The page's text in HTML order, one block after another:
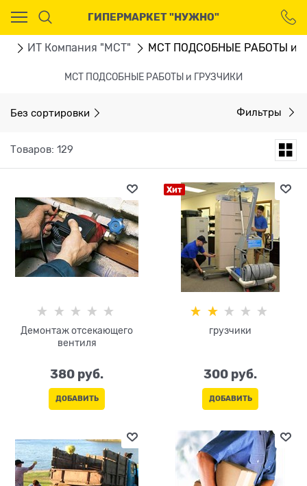
ГИПЕРМАРКЕТ "НУЖНО"
ИТ Компания "МСТ" МСТ ПОДСОБНЫЕ РАБОТЫ и
МСТ ПОДСОБНЫЕ РАБОТЫ и ГРУЗЧИКИ
Без сортировки Фильтры
Товаров: 129
Демонтаж отсекающего
вентиля
380 руб.
ДОБАВИТЬ
Хит
грузчики
300 руб.
ДОБАВИТЬ
Ваш город - Москва,
угадали?
ДА НЕТ